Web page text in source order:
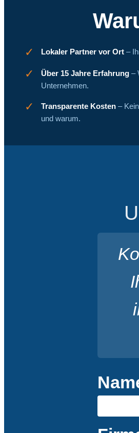
✓ Lokaler Partner vor Ort –
✓ Über 15 Jahre Erfahrung –
Unternehmen.
✓ Transparente Kosten –
und warum.